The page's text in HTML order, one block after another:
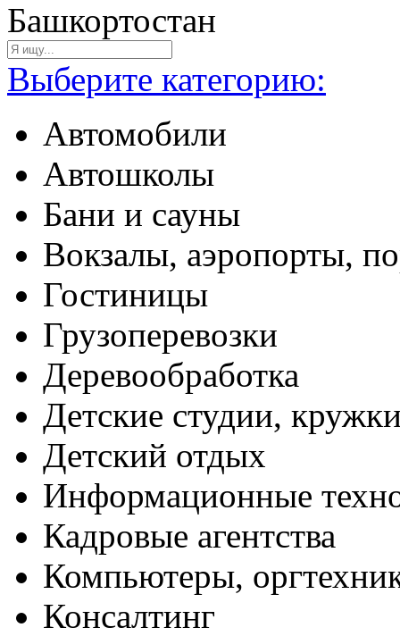
Башкортостан
Выберите категорию:
Автомобили
Автошколы
Бани и сауны
Вокзалы, аэропорты,
Гостиницы
Грузоперевозки
Деревообработка
Детские студии,
Детский отдых
Информационные
Кадровые агентства
Компьютеры,
Консалтинг